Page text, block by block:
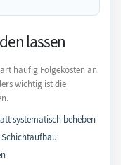
lassen
häufig Folgekosten an
wichtig ist die
systematisch beheben